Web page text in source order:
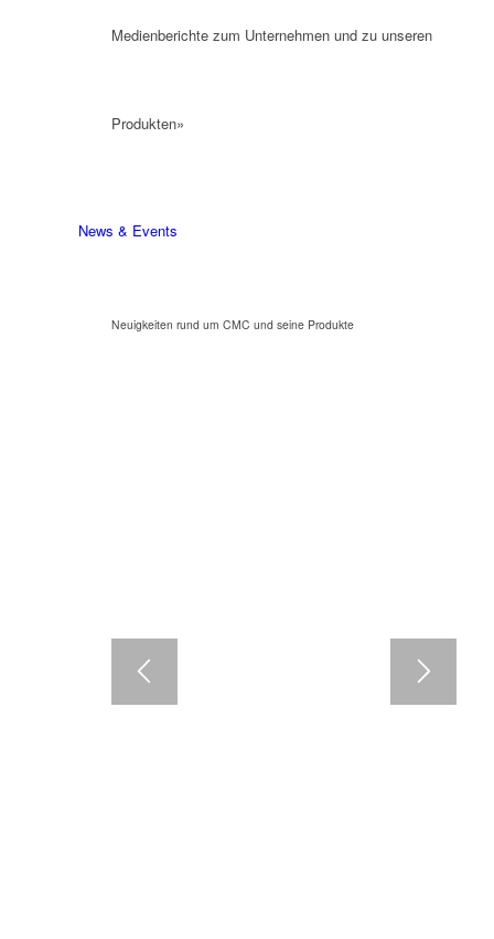
Medienberichte zum Unternehmen und zu unseren
Produkten»
News & Events
Neuigkeiten rund um CMC und seine Produkte